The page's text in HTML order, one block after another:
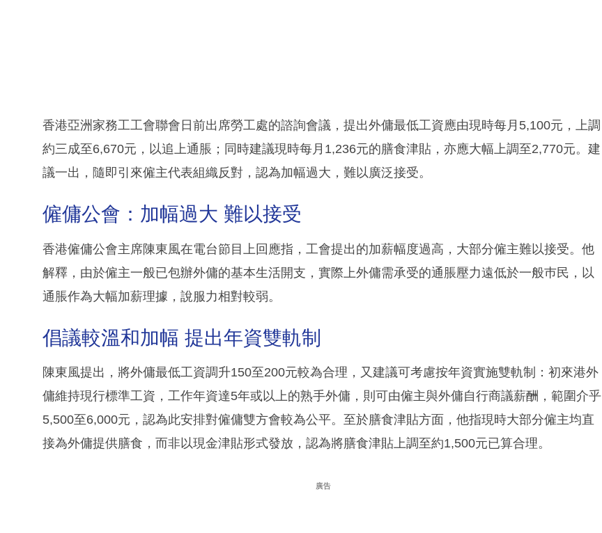
香港亞洲家務工工會聯會日前出席勞工處的諮詢會議，提出外傭最低工資應由現時每月5,100元，上調
約三成至6,670元，以追上通脹；同時建議現時每月1,236元的膳食津貼，亦應大幅上調至2,770元。建
議一出，隨即引來僱主代表組織反對，認為加幅過大，難以廣泛接受。
僱傭公會：加幅過大 難以接受
香港僱傭公會主席陳東風在電台節目上回應指，工會提出的加薪幅度過高，大部分僱主難以接受。他
解釋，由於僱主一般已包辦外傭的基本生活開支，實際上外傭需承受的通脹壓力遠低於一般巿民，以
通脹作為大幅加薪理據，說服力相對較弱。
倡議較溫和加幅 提出年資雙軌制
陳東風提出，將外傭最低工資調升150至200元較為合理，又建議可考慮按年資實施雙軌制：初來港外
傭維持現行標準工資，工作年資達5年或以上的熟手外傭，則可由僱主與外傭自行商議薪酬，範圍介乎
5,500至6,000元，認為此安排對僱傭雙方會較為公平。至於膳食津貼方面，他指現時大部分僱主均直
接為外傭提供膳食，而非以現金津貼形式發放，認為將膳食津貼上調至約1,500元已算合理。
廣告